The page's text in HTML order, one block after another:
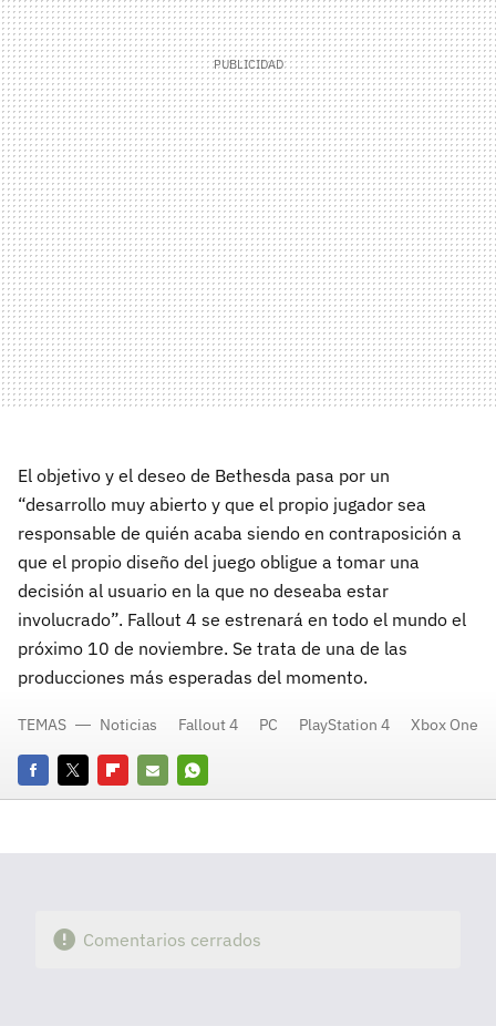
El objetivo y el deseo de Bethesda pasa por un
“desarrollo muy abierto y que el propio jugador sea
responsable de quién acaba siendo en contraposición a
que el propio diseño del juego obligue a tomar una
decisión al usuario en la que no deseaba estar
involucrado”. Fallout 4 se estrenará en todo el mundo el
próximo 10 de noviembre. Se trata de una de las
producciones más esperadas del momento.
FacebookTwitterFlipboard
E-
Whatsapp
TEMAS Noticias Fallout 4 PC PlayStation 4 Xbox One
Comentarios cerrados